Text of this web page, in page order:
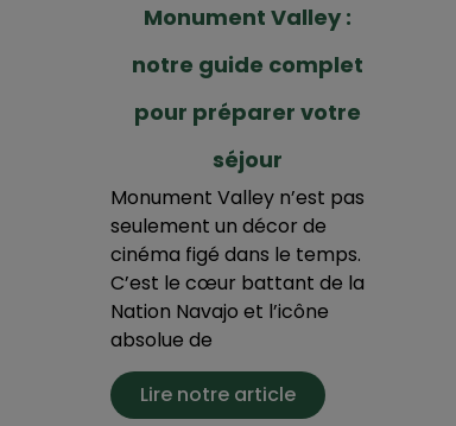
Monument Valley :
notre guide complet
pour préparer votre
séjour
Monument Valley n’est pas
seulement un décor de
cinéma figé dans le temps.
C’est le cœur battant de la
Nation Navajo et l’icône
absolue de
Lire notre article